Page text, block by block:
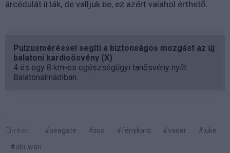
árcédulát írták, de valljuk be, ez azért valahol érthető.
Pulzusméréssel segíti a biztonságos mozgást az új
balatoni kardioösvény (X)
4 és egy 8 km-es egészségügyi tanösvény nyílt
Balatonalmádiban.
Címkék: #seagate #ssd #fénykard #vader
#luke
#obi-wan